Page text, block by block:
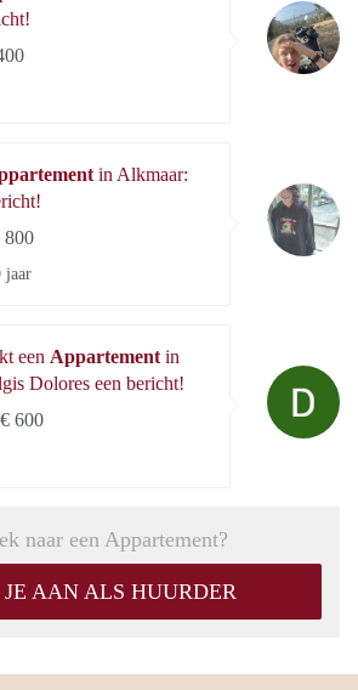
in Alkmaar:
800
jaar
een Appartement in
Dolores een bericht!
600
naar een Appartement?
AAN ALS HUURDER